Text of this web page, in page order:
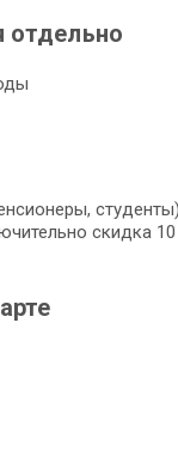
отдельно
скидка 10